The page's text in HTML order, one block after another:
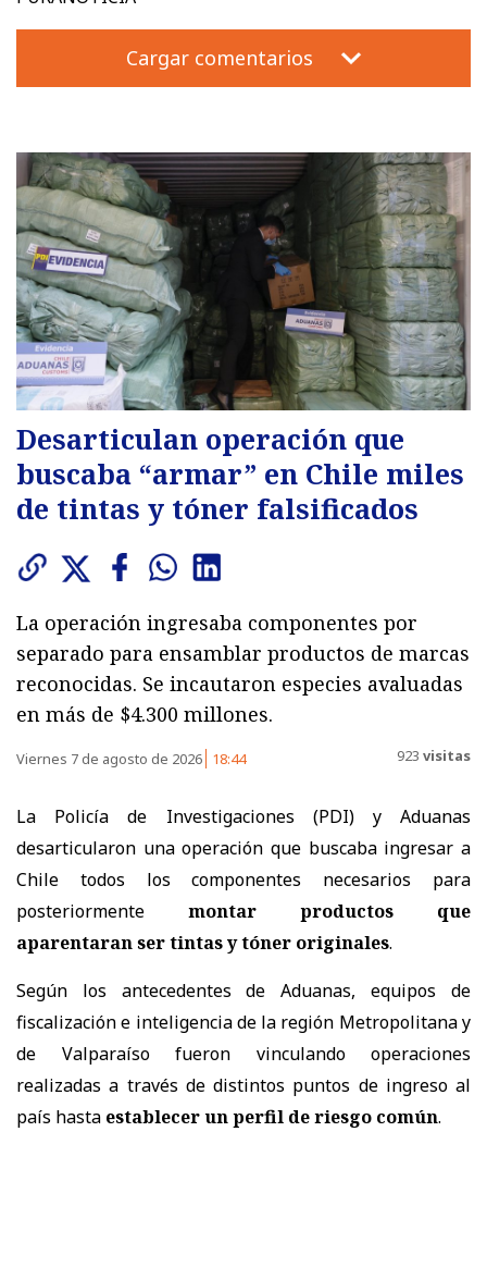
Cargar comentarios
Desarticulan operación que
buscaba “armar” en Chile miles
de tintas y tóner falsificados
La operación ingresaba componentes por
separado para ensamblar productos de marcas
reconocidas. Se incautaron especies avaluadas
en más de $4.300 millones.
Viernes 7 de agosto de 2026 18:44 923 visitas
La Policía de Investigaciones (PDI) y Aduanas
desarticularon una operación que buscaba ingresar a
Chile todos los componentes necesarios para
posteriormente montar productos que
aparentaran ser tintas y tóner originales.
Según los antecedentes de Aduanas, equipos de
fiscalización e inteligencia de la región Metropolitana y
de Valparaíso fueron vinculando operaciones
realizadas a través de distintos puntos de ingreso al
país hasta establecer un perfil de riesgo común.